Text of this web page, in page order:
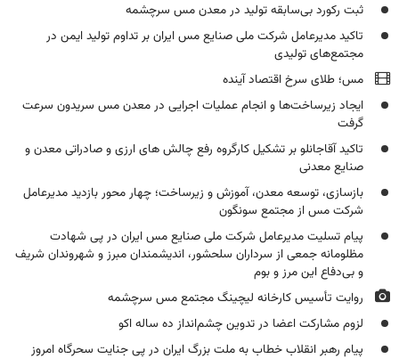
ثبت رکورد بی‌سابقه تولید در معدن مس سرچشمه
تاکید مدیرعامل شرکت ملی صنایع مس ایران بر تداوم تولید ایمن در
مجتمع‌های تولیدی
مس؛ طلای سرخ اقتصاد آینده
ایجاد زیرساخت‌ها و انجام عملیات اجرایی در معدن مس سریدون سرعت
گرفت
تاکید آقاجانلو بر تشکیل کارگروه رفع چالش های ارزی و صادراتی معدن و
صنایع معدنی
بازسازی، توسعه معدن، آموزش و زیرساخت؛ چهار محور بازدید مدیرعامل
شرکت مس از مجتمع سونگون
پیام تسلیت مدیرعامل شرکت ملی صنایع مس ایران در پی شهادت
مظلومانه جمعی از سرداران سلحشور، اندیشمندان مبرز و شهروندان شریف
و بی‌دفاع این مرز و بوم
روایت تأسیس کارخانه لیچینگ مجتمع مس سرچشمه
لزوم مشارکت اعضا در تدوین چشم‌انداز ده ساله اکو
پیام رهبر انقلاب خطاب به ملت بزرگ ایران در پی جنایت سحرگاه امروز